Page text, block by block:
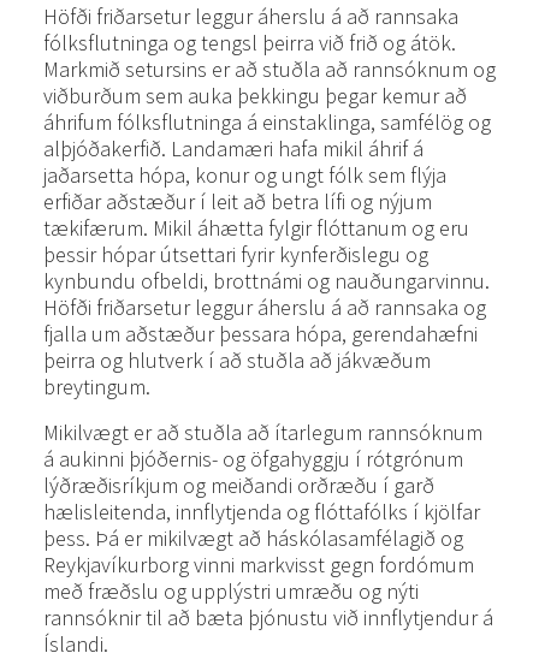
Höfði friðarsetur leggur áherslu á að rannsaka
fólksflutninga og tengsl þeirra við frið og átök.
Markmið setursins er að stuðla að rannsóknum og
viðburðum sem auka þekkingu þegar kemur að
áhrifum fólksflutninga á einstaklinga, samfélög og
alþjóðakerfið. Landamæri hafa mikil áhrif á
jaðarsetta hópa, konur og ungt fólk sem flýja
erfiðar aðstæður í leit að betra lífi og nýjum
tækifærum. Mikil áhætta fylgir flóttanum og eru
þessir hópar útsettari fyrir kynferðislegu og
kynbundu ofbeldi, brottnámi og nauðungarvinnu.
Höfði friðarsetur leggur áherslu á að rannsaka og
fjalla um aðstæður þessara hópa, gerendahæfni
þeirra og hlutverk í að stuðla að jákvæðum
breytingum.
Mikilvægt er að stuðla að ítarlegum rannsóknum
á aukinni þjóðernis- og öfgahyggju í rótgrónum
lýðræðisríkjum og meiðandi orðræðu í garð
hælisleitenda, innflytjenda og flóttafólks í kjölfar
þess. Þá er mikilvægt að háskólasamfélagið og
Reykjavíkurborg vinni markvisst gegn fordómum
með fræðslu og upplýstri umræðu og nýti
rannsóknir til að bæta þjónustu við innflytjendur á
Íslandi.